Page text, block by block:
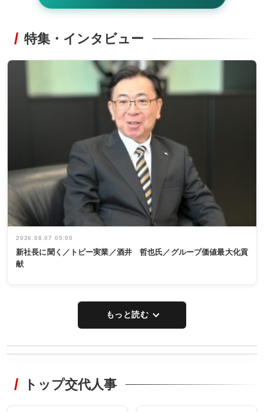
特集・インタビュー
2026.08.07 05:00
新社長に聞く／トピー実業／酒井 哲也氏／グループ価値最大化貢
献
もっと読む
非鉄業界で
タックトレー
トップ交代人事